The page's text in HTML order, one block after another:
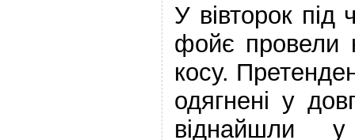
У вівторок під
фойє провели
косу.
одягнені у
віднайшли